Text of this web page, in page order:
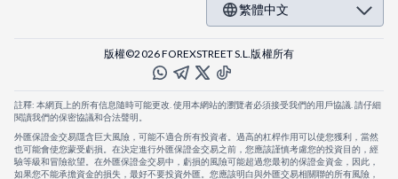
繁體中文
版權©2026 FOREXSTREET S.L.版權所有
註釋: 本網頁上的所有信息隨時可能更改. 使用本網站的瀏覽者必須接受我們的用戶協議. 請仔細
閱讀我們的保密協議和合法聲明。
外匯保證金交易隱含巨大風險，可能不適合所有投資者。過高的杠桿作用可以使您獲利，當然
也可能會使您蒙受虧損。在決定進行外匯保證金交易之前，您應該謹慎考慮您的投資目的，經
驗等級和冒險欲望。在外匯保證金交易中，虧損的風險可能超過您最初的保證金資金，因此，
如果您不能承擔資金的損失，最好不要投資外匯。您應該明白與外匯交易相關聯的所有風險，